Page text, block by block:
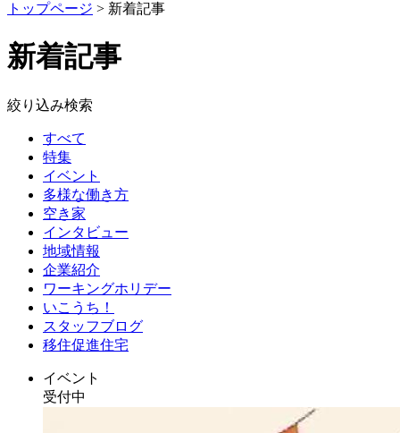
トップページ > 新着記事
新着記事
絞り込み検索
すべて
特集
イベント
多様な働き方
空き家
インタビュー
地域情報
企業紹介
ワーキングホリデー
いこうち！
スタッフブログ
移住促進住宅
イベント
受付中